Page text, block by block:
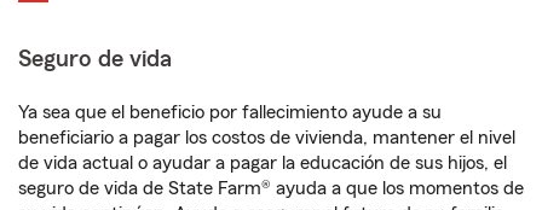
Seguro de vida
Ya sea que el beneficio por fallecimiento ayude a su
beneficiario a pagar los costos de vivienda, mantener el nivel
de vida actual o ayudar a pagar la educación de sus hijos, el
seguro de vida de State Farm® ayuda a que los momentos de